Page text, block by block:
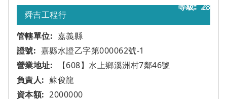
28
舜吉工程行
嘉義縣
嘉縣水證乙字第000062號-1
【608】水上鄉溪洲村7鄰46號
乙
蘇俊龍
2000000